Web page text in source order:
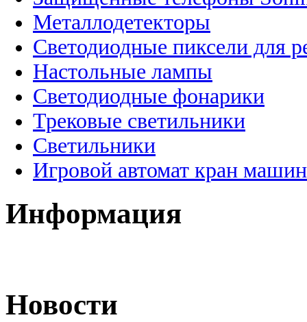
Металлодетекторы
Светодиодные пиксели для
Настольные лампы
Светодиодные фонарики
Трековые светильники
Светильники
Игровой автомат кран
Информация
Новости